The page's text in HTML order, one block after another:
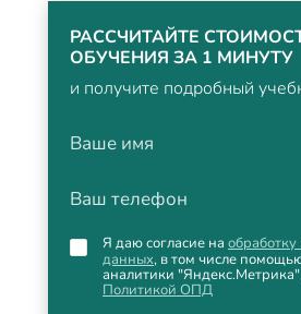
РАССЧИТАЙТЕ
ОБУЧЕНИЯ ЗА 1 МИНУТУ
и получите подробный
Ваше имя
Ваш телефон
Я даю согласие на
данных, в том числе
аналитики "Яндекс.Метрика",
Политикой ОПД